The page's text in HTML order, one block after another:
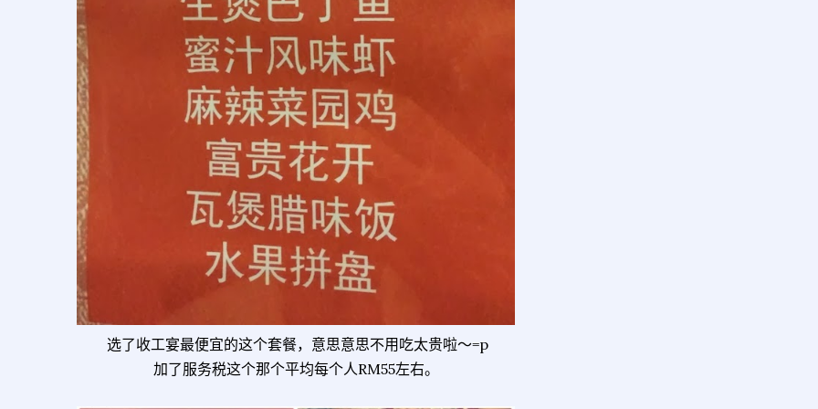
选了收工宴最便宜的这个套餐，意思意思不用吃太贵啦～=p
加了服务税这个那个平均每个人RM55左右。